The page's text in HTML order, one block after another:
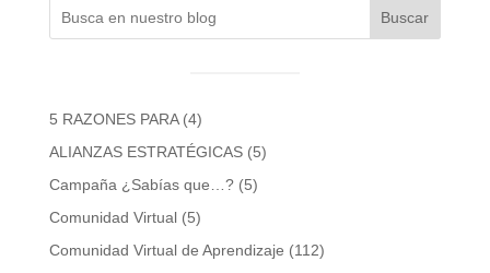
Buscar
5 RAZONES PARA(4)
ALIANZAS ESTRATÉGICAS(5)
Campaña ¿Sabías que…?(5)
Comunidad Virtual(5)
Comunidad Virtual de Aprendizaje (112)